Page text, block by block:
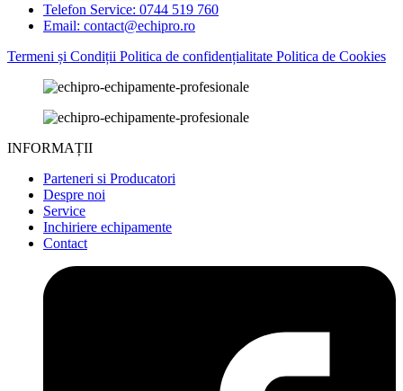
Telefon Service: 0744 519 760
Email: contact@echipro.ro
Termeni și Condiții Politica de confidențialitate Politica de Cookies
INFORMAȚII
Parteneri si Producatori
Despre noi
Service
Inchiriere echipamente
Contact